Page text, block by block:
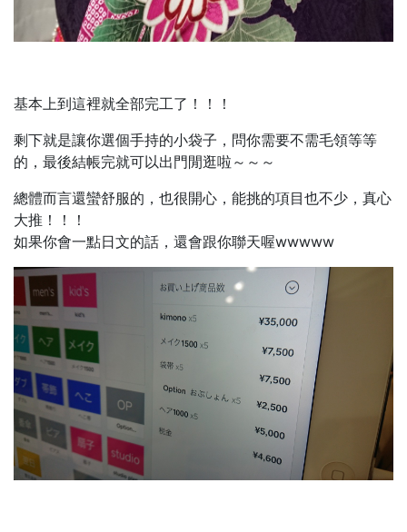
基本上到這裡就全部完工了！！！
剩下就是讓你選個手持的小袋子，問你需要不需毛領等等
的，最後結帳完就可以出門閒逛啦～～～
總體而言還蠻舒服的，也很開心，能挑的項目也不少，真心
大推！！！
如果你會一點日文的話，還會跟你聯天喔wwwww